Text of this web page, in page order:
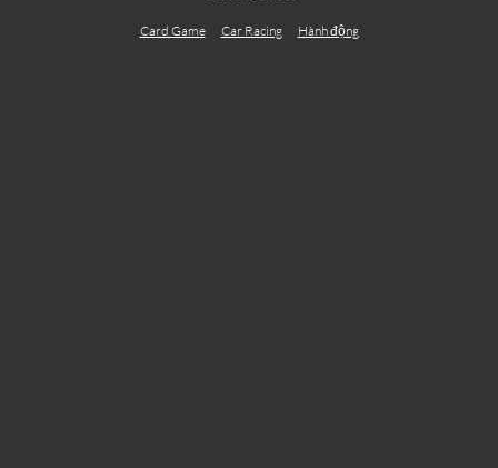
Card Game Car Racing Hành động